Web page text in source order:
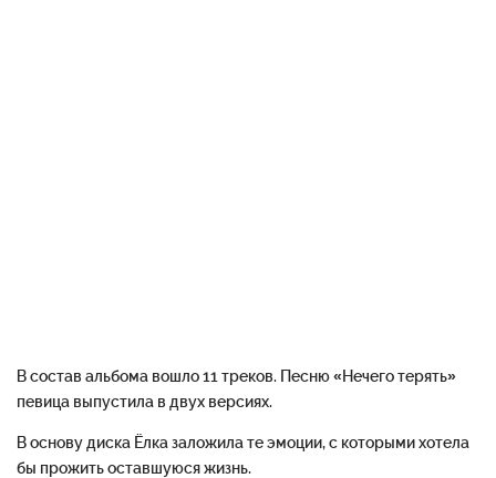
В состав альбома вошло 11 треков. Песню «Нечего терять»
певица выпустила в двух версиях.
В основу диска Ёлка заложила те эмоции, с которыми хотела
бы прожить оставшуюся жизнь.